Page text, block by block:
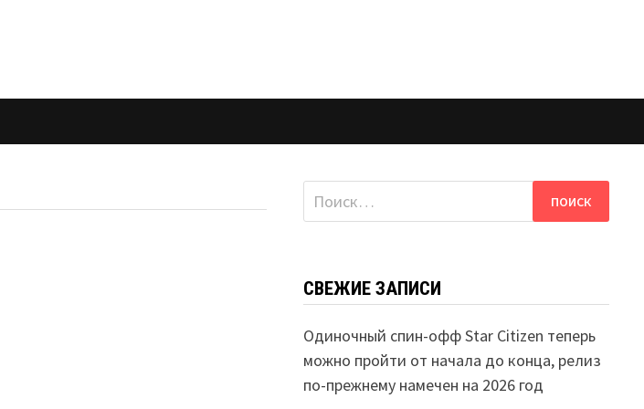
Найти:
СВЕЖИЕ ЗАПИСИ
Одиночный спин-офф Star Citizen теперь
можно пройти от начала до конца, релиз
по-прежнему намечен на 2026 год